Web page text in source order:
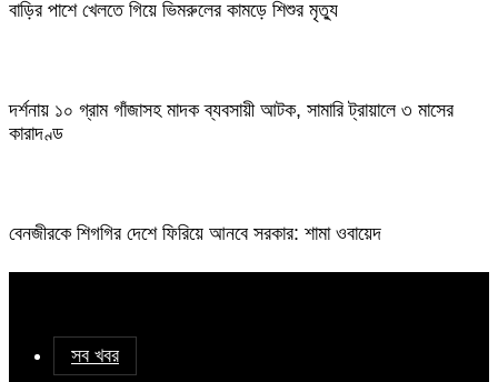
বাড়ির পাশে খেলতে গিয়ে ভিমরুলের কামড়ে শিশুর মৃত্যু
দর্শনায় ১০ গ্রাম গাঁজাসহ মাদক ব্যবসায়ী আটক, সামারি ট্রায়ালে ৩ মাসের
কারাদণ্ড
বেনজীরকে শিগগির দেশে ফিরিয়ে আনবে সরকার: শামা ওবায়েদ
সব খবর